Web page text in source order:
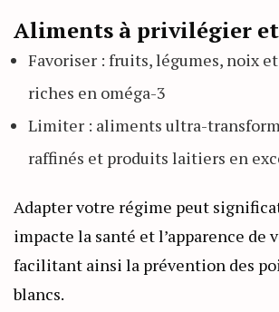
Aliments à privilégier
Favoriser : fruits, légumes, noix
riches en oméga-3
Limiter : aliments ultra-
raffinés et produits laitiers en
Adapter votre régime peut
impacte la santé et l’apparence de
facilitant ainsi la prévention des
blancs.